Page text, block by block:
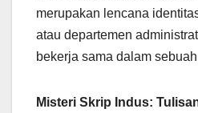
merupakan lencana
atau departemen
bekerja sama dalam
Misteri Skrip Indus: